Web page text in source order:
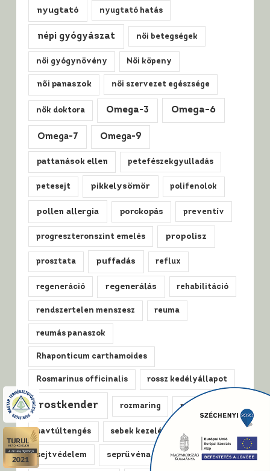
nyugtató nyugtató hatás
népi gyógyászat női betegségek
női gyógynövény Női köpeny
női panaszok női szervezet egészsége
nők doktora Omega-3 Omega-6
Omega-7 Omega-9
pattanások ellen petefészekgyulladás
petesejt pikkelysömör polifenolok
pollen allergia porckopás preventív
progreszteronszint emelés propolisz
prosztata puffadás reflux
regeneráció regenerálás rehabilitáció
rendszertelen menszesz reuma
reumás panaszok
Rhaponticum carthamoides
Rosmarinus officinalis rossz kedélyállapot
rostkender rozmaring rándulás
savtúltengés sebek kezelése
sejtvédelem seprűvéna